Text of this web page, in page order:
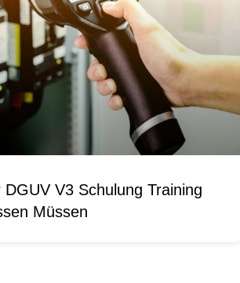
V3 Schulung Training
Müssen